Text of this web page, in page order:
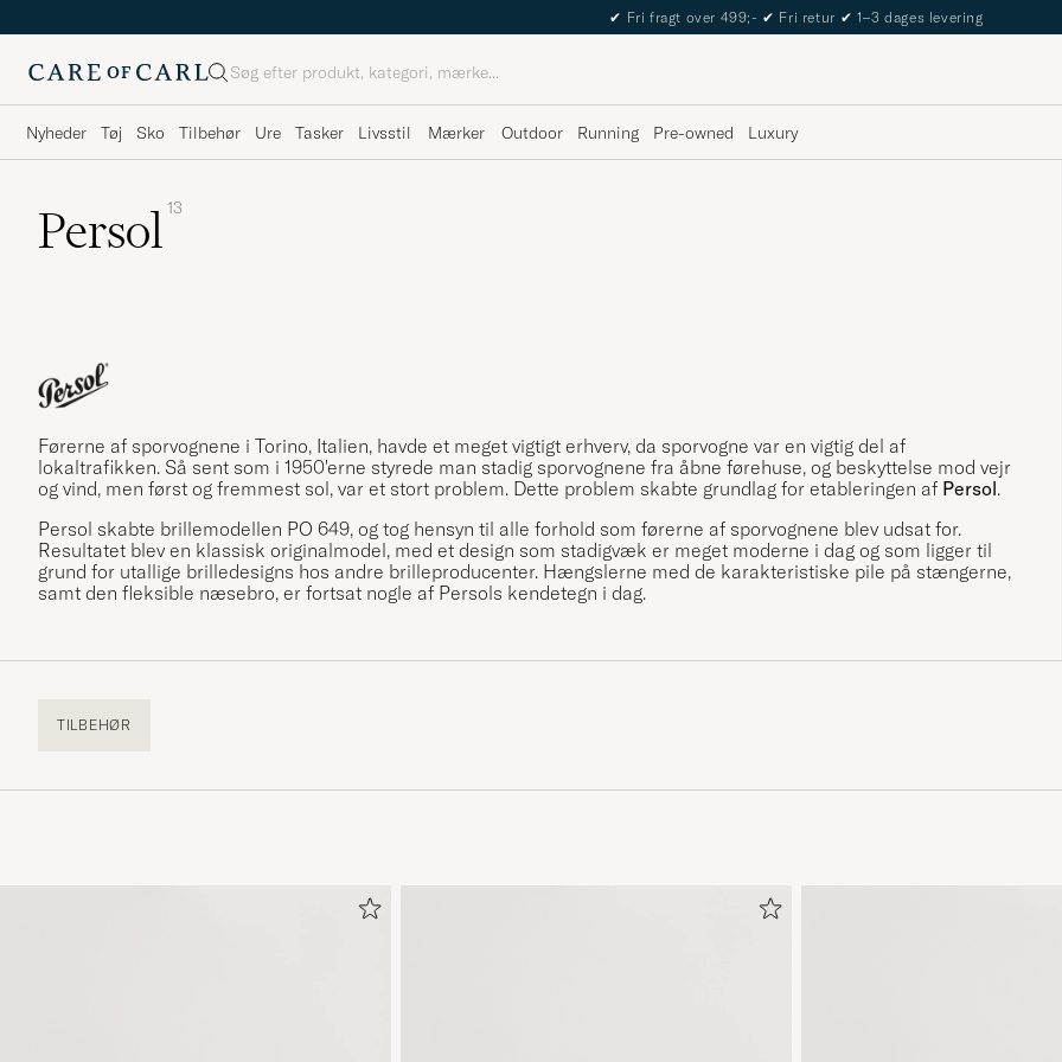
✔ Fri fragt over 499;- ✔ Fri retur ✔ 1–3 dages levering
Søg
Nyheder Tøj Sko Tilbehør Ure Tasker Livsstil Mærker Outdoor Running Pre-owned Luxury
Persol 13
Førerne af sporvognene i Torino, Italien, havde et meget vigtigt erhverv, da sporvogne var en vigtig del af
lokaltrafikken. Så sent som i 1950'erne styrede man stadig sporvognene fra åbne førehuse, og beskyttelse mod vejr
og vind, men først og fremmest sol, var et stort problem. Dette problem skabte grundlag for etableringen af Persol.
Persol skabte brillemodellen PO 649, og tog hensyn til alle forhold som førerne af sporvognene blev udsat for.
Resultatet blev en klassisk originalmodel, med et design som stadigvæk er meget moderne i dag og som ligger til
grund for utallige brilledesigns hos andre brilleproducenter. Hængslerne med de karakteristiske pile på stængerne,
samt den fleksible næsebro, er fortsat nogle af Persols kendetegn i dag.
TILBEHØR